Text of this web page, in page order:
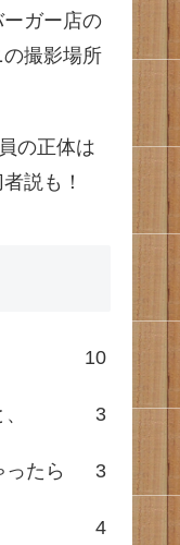
ガー店の
撮影場所
の正体は
説も！
10
3
たら 3
4